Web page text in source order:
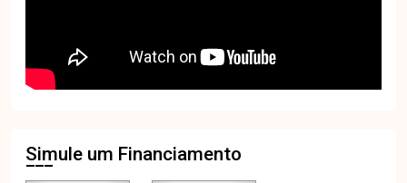
Simule um Financiamento